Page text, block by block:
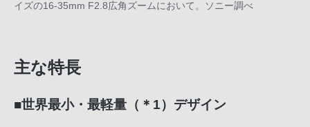
イズの16-35mm F2.8広角ズームにおいて。ソニー調べ
主な特長
■世界最小・最軽量（＊1）デザイン